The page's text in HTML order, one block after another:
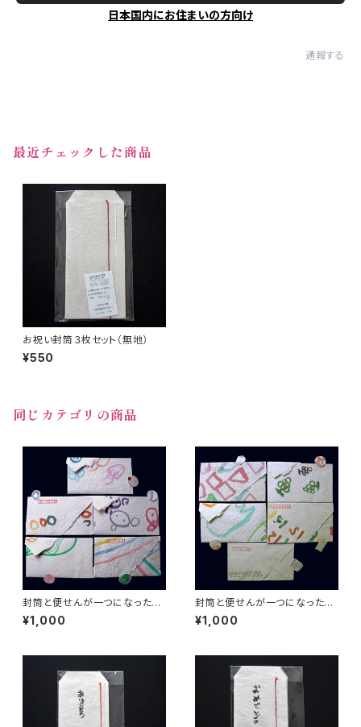
日本国内にお住まいの方向け
通報する
最近チェックした商品
お祝い封筒３枚セット（無地）
¥550
同じカテゴリの商品
封筒と便せんが一つになったレ
ターセット（５枚セット）⑤
¥1,000
封筒と便せんが一つになったレ
ターセット（５枚セット）②
¥1,000